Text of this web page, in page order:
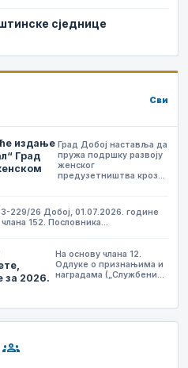
сједнице
Сви
издање
Град
Град Добој наставља да
пружа подршку развоју
женског
предузетништва кроз…
229/26 Добој, 01.07.2026. године
152. Пословника…
за 2026.
На основу члана 12.
Одлуке о признањима и
наградама („Службени…
groups